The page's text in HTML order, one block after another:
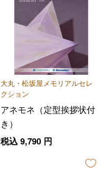
大丸・松坂屋メモリアルセレ
クション
アネモネ（定型挨拶状付
き）
税込 9,790円